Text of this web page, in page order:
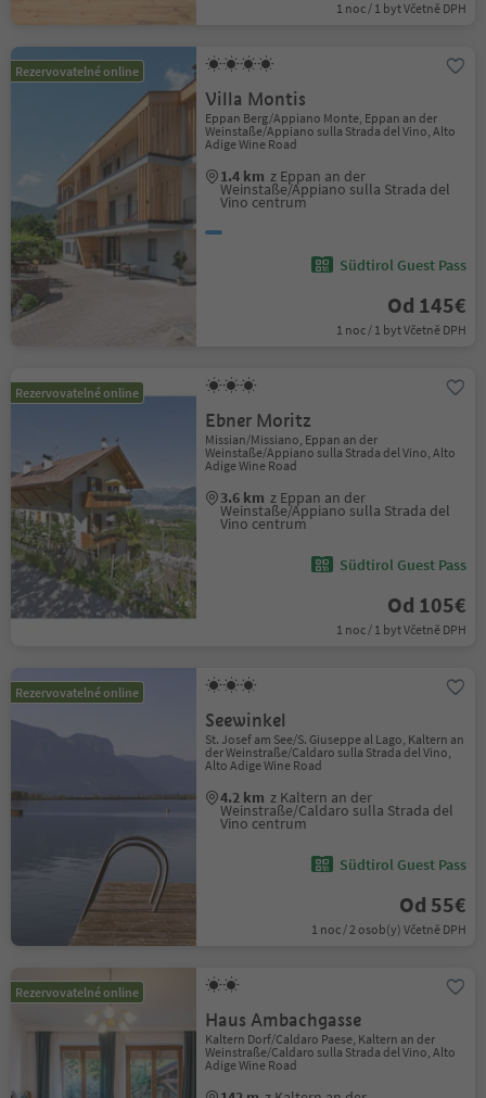
1 noc / 1 byt Včetně DPH
Rezervovatelné online
Villa Montis
Eppan Berg/Appiano Monte, Eppan an der
Weinstaße/Appiano sulla Strada del Vino, Alto
Adige Wine Road
1.4 km z Eppan an der
Weinstaße/Appiano sulla Strada del
Vino centrum
Südtirol Guest Pass
Od 145€
1 noc / 1 byt Včetně DPH
Rezervovatelné online
Ebner Moritz
Missian/Missiano, Eppan an der
Weinstaße/Appiano sulla Strada del Vino, Alto
Adige Wine Road
3.6 km z Eppan an der
Weinstaße/Appiano sulla Strada del
Vino centrum
Südtirol Guest Pass
Od 105€
1 noc / 1 byt Včetně DPH
Rezervovatelné online
Seewinkel
St. Josef am See/S. Giuseppe al Lago, Kaltern an
der Weinstraße/Caldaro sulla Strada del Vino,
Alto Adige Wine Road
4.2 km z Kaltern an der
Weinstraße/Caldaro sulla Strada del
Vino centrum
Südtirol Guest Pass
Od 55€
1 noc / 2 osob(y) Včetně DPH
Rezervovatelné online
Haus Ambachgasse
Kaltern Dorf/Caldaro Paese, Kaltern an der
Weinstraße/Caldaro sulla Strada del Vino, Alto
Adige Wine Road